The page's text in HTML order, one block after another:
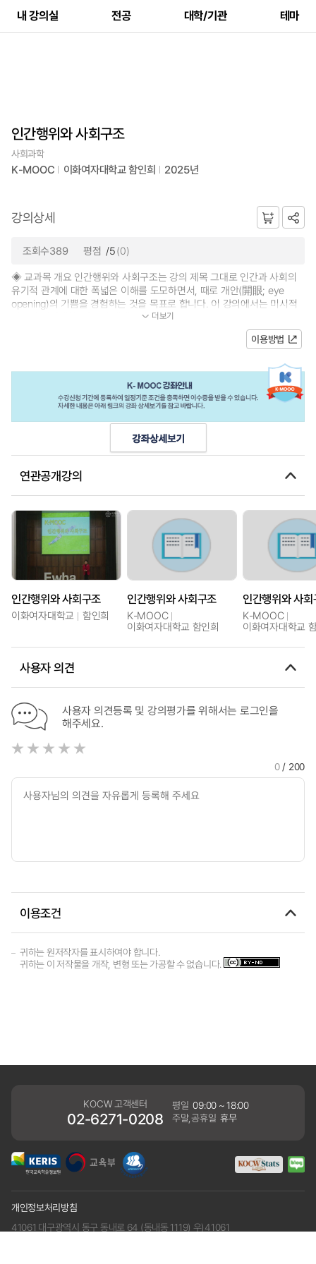
내 강의실 전공 대학/기관 테마
인간행위와 사회구조
사회과학
K-MOOC 이화여자대학교 함인희 2025년
강의상세
조회수389 평점 /5(0)
◈ 교과목 개요 인간행위와 사회구조는 강의 제목 그대로 인간과 사회의
유기적 관계에 대한 폭넓은 이해를 도모하면서, 때로 개안(開眼; eye
opening)의 기쁨을 경험하는 것을 목표로 합니다. 이 강의에서는 미시적
영역인 일상생활, 가족과 생애주기, Sexualit...
더보기
이용방법
연관공개강의
인간행위와 사회구조
이화여자대학교 함인희
인간행위와 사회구조
K-MOOC
이화여자대학교 함인희
인간행위와 사
K-MOOC
이화여자대학교
사용자 의견
사용자 의견등록 및 강의평가를 위해서는 로그인을
해주세요.
0/ 200
이용조건
귀하는 원저작자를 표시하여야 합니다.
귀하는 이 저작물을 개작, 변형 또는 가공할 수 없습니다.
KOCW 고객센터
02-6271-0208
평일 09:00 ~ 18:00
주말,공휴일 휴무
개인정보처리방침
41061 대구광역시 동구 동내로 64 (동내동 1119) 우)41061